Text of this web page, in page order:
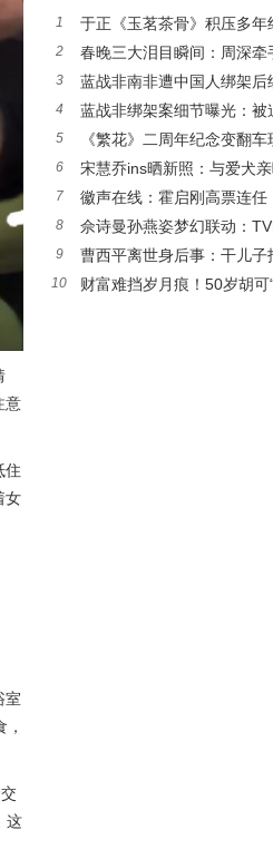
意
住
女
室
这
1
于正《玉茗茶骨》积压多年
呼：真没必要！
2
春晚三大泪目瞬间：周深牵
和伟凝望海峡，胡德夫唱响乡愁
3
蓝战非南非遭中国人绑架后
导自演，情绪崩溃详述遭遇
4
蓝战非绑架案细节曝光：被
液，300万赎金背后暗藏玄机
5
《繁花》二周年纪念变翻
雯集体隐身，古二维权引行业地
6
宋慧乔ins晒新照：与爱犬
萌照曝光圆脸大眼超可爱
7
徽声在线：霍启刚高票连任
新篇，郭晶晶眼光独到
8
佘诗曼孙燕姿梦幻联动：
后的跨次元碰撞
9
曹西平离世身后事：干儿子
席葬礼引猜测
10
财富难挡岁月痕！50岁胡可